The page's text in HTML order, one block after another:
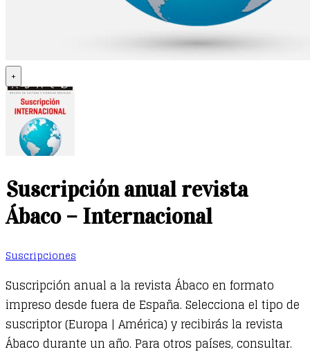
+
Suscripción anual revista
Ábaco – Internacional
Suscripciones
Suscripción anual a la revista Ábaco en formato
impreso desde fuera de España. Selecciona el tipo de
suscriptor (Europa | América) y recibirás la revista
Ábaco durante un año. Para otros países, consultar.